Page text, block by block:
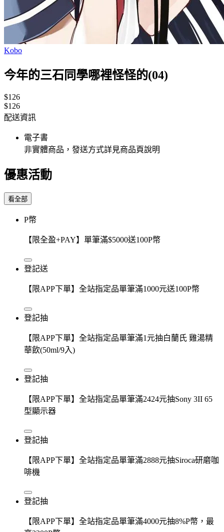
Kobo
今年的三石同學哪裡怪怪的(04)
$126
$126
配送資訊
電子書
非實體商品，發送方式詳見商品頁說明
優惠活動
看全部
P幣
【限全盈+PAY】單筆滿$5000送100P幣
登記送
【限APP下單】全站指定品單筆滿1000元送100P幣
登記抽
【限APP下單】全站指定品單筆滿1元抽白蘭氏 雞湯精
華飲(50ml/9入)
登記抽
【限APP下單】全站指定品單筆滿2424元抽Sony 3II 65
型顯示器
登記抽
【限APP下單】全站指定品單筆滿2888元抽Siroca研磨咖
啡機
登記抽
【限APP下單】全站指定品單筆滿4000元抽8%P幣，最